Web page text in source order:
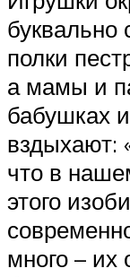
полки
а мамы и
бабушках
вздыхают:
что в
этого
много – их